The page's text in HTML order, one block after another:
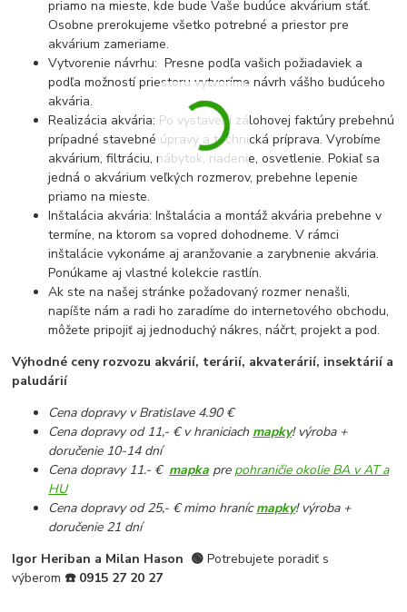
priamo na mieste, kde bude Vaše budúce akvárium stáť.
Osobne prerokujeme všetko potrebné a priestor pre
akvárium zameriame.
Vytvorenie návrhu: Presne podľa vašich požiadaviek a
podľa možností priestoru vytvoríme návrh vášho budúceho
akvária.
Realizácia akvária: Po vystavení zálohovej faktúry prebehnú
prípadné stavebné úpravy a technická príprava. Vyrobíme
akvárium, filtráciu, nábytok, riadenie, osvetlenie. Pokiaľ sa
jedná o akvárium veľkých rozmerov, prebehne lepenie
priamo na mieste.
Inštalácia akvária: Inštalácia a montáž akvária prebehne v
termíne, na ktorom sa vopred dohodneme. V rámci
inštalácie vykonáme aj aranžovanie a zarybnenie akvária.
Ponúkame aj vlastné kolekcie rastlín.
Ak ste na našej stránke požadovaný rozmer nenašli,
napíšte nám a radi ho zaradíme do internetového obchodu,
môžete pripojiť aj jednoduchý nákres, náčrt, projekt a pod.
Výhodné ceny rozvozu akvárií, terárií, akvaterárií, insektárií a
paludárií
Cena dopravy v Bratislave 4.90 €
Cena dopravy od 11,- € v hraniciach mapky! výroba +
doručenie 10-14 dní
Cena dopravy 11.- € mapka pre pohraničie okolie BA v AT a
HU
Cena dopravy od 25,- € mimo hranícmapky! výroba +
doručenie 21 dní
Igor Heriban a Milan Hason 🟢Potrebujete poradiť s
výberom ☎️ 0915 27 20 27